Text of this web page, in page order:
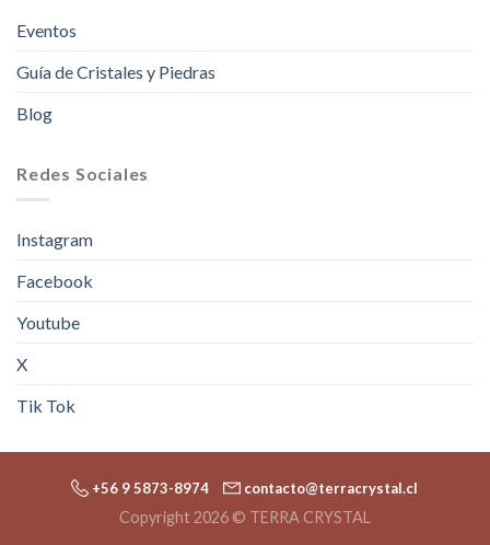
Eventos
Guía de Cristales y Piedras
Blog
Redes Sociales
Instagram
Facebook
Youtube
X
Tik Tok
+56 9 5873-8974 contacto@terracrystal.cl
Copyright 2026 © TERRA CRYSTAL